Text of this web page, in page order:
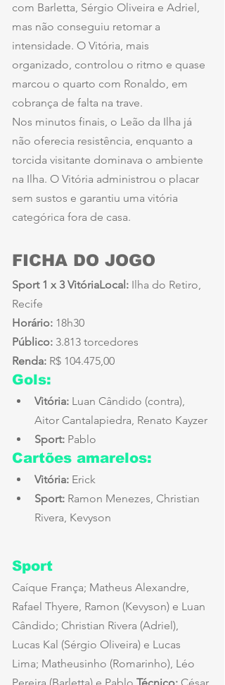
com Barletta, Sérgio Oliveira e Adriel,
mas não conseguiu retomar a
intensidade. O Vitória, mais
organizado, controlou o ritmo e quase
marcou o quarto com Ronaldo, em
cobrança de falta na trave.
Nos minutos finais, o Leão da Ilha já
não oferecia resistência, enquanto a
torcida visitante dominava o ambiente
na Ilha. O Vitória administrou o placar
sem sustos e garantiu uma vitória
categórica fora de casa.
FICHA DO JOGO
Sport 1 x 3 VitóriaLocal: Ilha do Retiro,
Recife
Horário: 18h30
Público: 3.813 torcedores
Renda: R$ 104.475,00
Gols:
Vitória: Luan Cândido (contra),
Aitor Cantalapiedra, Renato Kayzer
Sport: Pablo
Cartões amarelos:
Vitória: Erick
Sport: Ramon Menezes, Christian
Rivera, Kevyson
Sport
Caíque França; Matheus Alexandre,
Rafael Thyere, Ramon (Kevyson) e Luan
Cândido; Christian Rivera (Adriel),
Lucas Kal (Sérgio Oliveira) e Lucas
Lima; Matheusinho (Romarinho), Léo